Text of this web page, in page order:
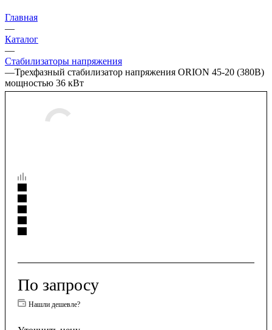
Главная
—
Каталог
—
Стабилизаторы напряжения
—Трехфазный стабилизатор напряжения ORION 45-20 (380В)
мощностью 36 кВт
По запросу
Нашли дешевле?